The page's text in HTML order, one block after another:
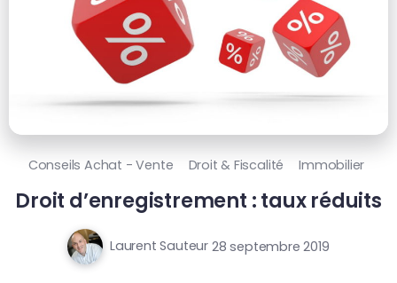
Conseils Achat - Vente Droit & Fiscalité Immobilier
Droit d’enregistrement : taux réduits
Laurent Sauteur 28 septembre 2019